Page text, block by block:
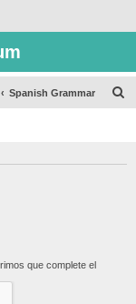
Spanish Grammar
que complete el